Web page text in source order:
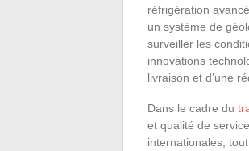
réfrigération
un système de
surveiller les
innovations
livraison et d’une
Dans le cadre du
et qualité de
internationales,